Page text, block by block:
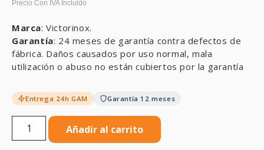
Marca: Victorinox.
Garantía: 24 meses de garantía contra defectos de
fábrica. Daños causados por uso normal, mala
utilización o abuso no están cubiertos por la garantía
Entrega 24h GAM Garantía 12 meses
Añadir al carrito